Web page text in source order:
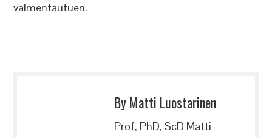
valmentautuen.
By Matti Luostarinen
Prof, PhD, ScD Matti